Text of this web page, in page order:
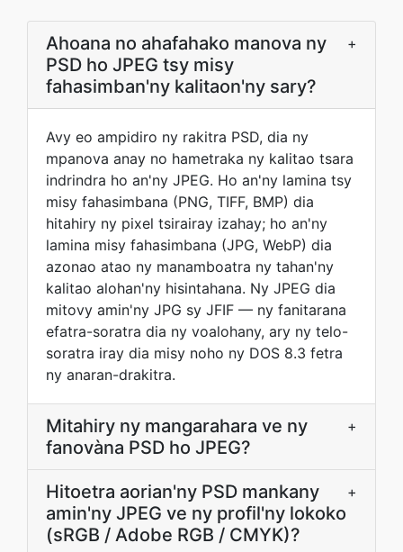
Ahoana no ahafahako manova ny
PSD ho JPEG tsy misy
fahasimban'ny kalitaon'ny sary?
+
Avy eo ampidiro ny rakitra PSD, dia ny
mpanova anay no hametraka ny kalitao tsara
indrindra ho an'ny JPEG. Ho an'ny lamina tsy
misy fahasimbana (PNG, TIFF, BMP) dia
hitahiry ny pixel tsirairay izahay; ho an'ny
lamina misy fahasimbana (JPG, WebP) dia
azonao atao ny manamboatra ny tahan'ny
kalitao alohan'ny hisintahana. Ny JPEG dia
mitovy amin'ny JPG sy JFIF — ny fanitarana
efatra-soratra dia ny voalohany, ary ny telo-
soratra iray dia misy noho ny DOS 8.3 fetra
ny anaran-drakitra.
Mitahiry ny mangarahara ve ny
fanovàna PSD ho JPEG?
+
Hitoetra aorian'ny PSD mankany
amin'ny JPEG ve ny profil'ny lokoko
(sRGB / Adobe RGB / CMYK)?
+